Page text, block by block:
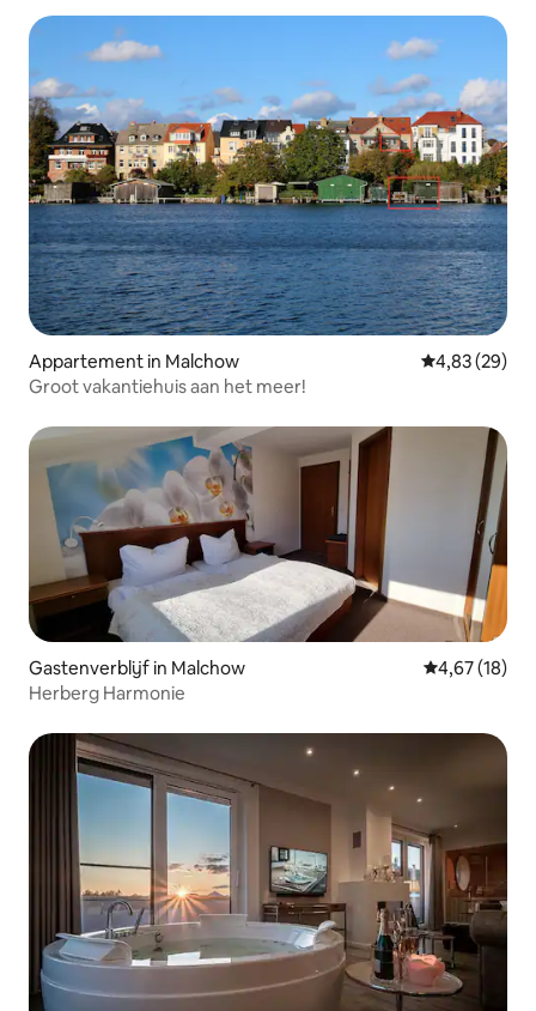
Appartement in Malchow Gemiddelde
4,83 (29)
Groot vakantiehuis aan het meer!
Gastenverblijf in Malchow Gemiddelde
4,67 (18)
Herberg Harmonie